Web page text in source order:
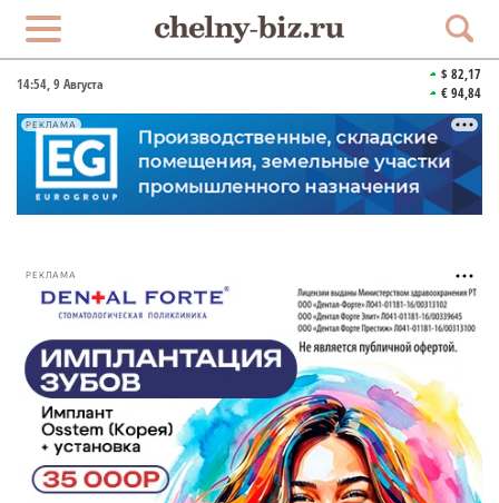
14:54, 9 Августа
$ 82,17
€ 94,84
РЕКЛАМА
РЕКЛАМА